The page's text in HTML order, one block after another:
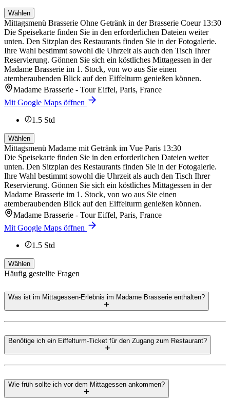
Wählen
Mittagsmenü Brasserie Ohne Getränk in der Brasserie Coeur 13:30
Die Speisekarte finden Sie in den erforderlichen Dateien weiter
unten. Den Sitzplan des Restaurants finden Sie in der Fotogalerie.
Ihre Wahl bestimmt sowohl die Uhrzeit als auch den Tisch Ihrer
Reservierung. Gönnen Sie sich ein köstliches Mittagessen in der
Madame Brasserie im 1. Stock, von wo aus Sie einen
atemberaubenden Blick auf den Eiffelturm genießen können.
Madame Brasserie - Tour Eiffel, Paris, France
Mit Google Maps öffnen
1.5 Std
Wählen
Mittagsmenü Madame mit Getränk im Vue Paris 13:30
Die Speisekarte finden Sie in den erforderlichen Dateien weiter
unten. Den Sitzplan des Restaurants finden Sie in der Fotogalerie.
Ihre Wahl bestimmt sowohl die Uhrzeit als auch den Tisch Ihrer
Reservierung. Gönnen Sie sich ein köstliches Mittagessen in der
Madame Brasserie im 1. Stock, von wo aus Sie einen
atemberaubenden Blick auf den Eiffelturm genießen können.
Madame Brasserie - Tour Eiffel, Paris, France
Mit Google Maps öffnen
1.5 Std
Wählen
Häufig gestellte Fragen
Was ist im Mittagessen-Erlebnis im Madame Brasserie enthalten?
Benötige ich ein Eiffelturm-Ticket für den Zugang zum Restaurant?
Wie früh sollte ich vor dem Mittagessen ankommen?